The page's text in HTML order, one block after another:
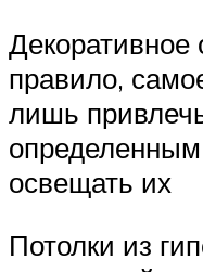
Декоративное
правило,
лишь
освещать их
Потолки из